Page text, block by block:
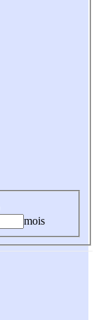
mois